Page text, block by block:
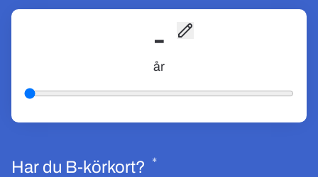
-
år
Har du B-körkort? *Obligatoriskt